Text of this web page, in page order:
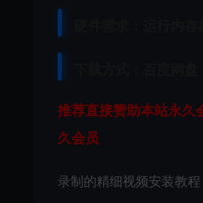
推荐直接赞助本站永久
久会员
录制的精细视频安装教